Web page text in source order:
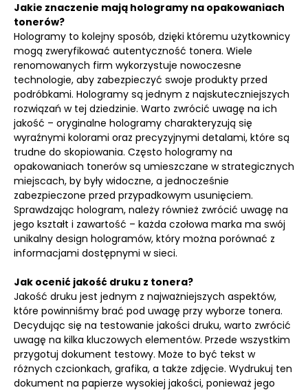
Jakie znaczenie mają hologramy na opakowaniach
tonerów?
Hologramy to kolejny sposób, dzięki któremu użytkownicy
mogą zweryfikować autentyczność tonera. Wiele
renomowanych firm wykorzystuje nowoczesne
technologie, aby zabezpieczyć swoje produkty przed
podróbkami. Hologramy są jednym z najskuteczniejszych
rozwiązań w tej dziedzinie. Warto zwrócić uwagę na ich
jakość – oryginalne hologramy charakteryzują się
wyraźnymi kolorami oraz precyzyjnymi detalami, które są
trudne do skopiowania. Często hologramy na
opakowaniach tonerów są umieszczane w strategicznych
miejscach, by były widoczne, a jednocześnie
zabezpieczone przed przypadkowym usunięciem.
Sprawdzając hologram, należy również zwrócić uwagę na
jego kształt i zawartość – każda czołowa marka ma swój
unikalny design hologramów, który można porównać z
informacjami dostępnymi w sieci.
Jak ocenić jakość druku z tonera?
Jakość druku jest jednym z najważniejszych aspektów,
które powinniśmy brać pod uwagę przy wyborze tonera.
Decydując się na testowanie jakości druku, warto zwrócić
uwagę na kilka kluczowych elementów. Przede wszystkim
przygotuj dokument testowy. Może to być tekst w
różnych czcionkach, grafika, a także zdjęcie. Wydrukuj ten
dokument na papierze wysokiej jakości, ponieważ jego